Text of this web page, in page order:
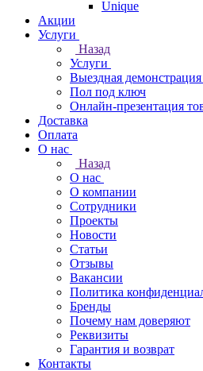
Unique
Акции
Услуги
Назад
Услуги
Выездная демонстрация
Пол под ключ
Онлайн-презентация
Доставка
Оплата
О нас
Назад
О нас
О компании
Сотрудники
Проекты
Новости
Статьи
Отзывы
Вакансии
Политика
Бренды
Почему нам доверяют
Реквизиты
Гарантия и возврат
Контакты